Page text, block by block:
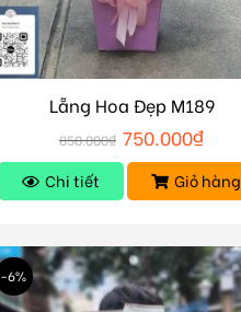
Lẵng Hoa Đẹp M189
850.000₫ 750.000₫
Chi tiết Giỏ hàng
-6%